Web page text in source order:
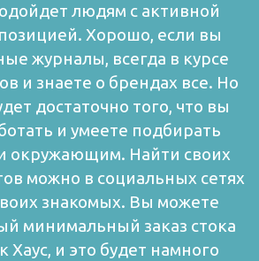
людям с активной
Хорошо, если вы
журналы, всегда в курсе
и знаете о брендах все. Но
достаточно того, что вы
и умеете подбирать
окружающим. Найти своих
можно в социальных сетях
знакомых. Вы можете
минимальный заказ стока
Хаус, и это будет намного